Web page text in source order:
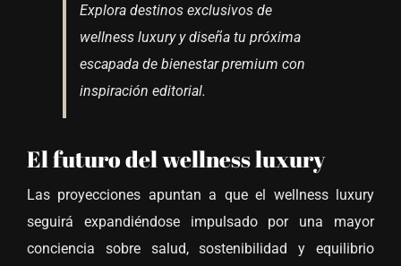
Explora destinos exclusivos de
wellness luxury y diseña tu próxima
escapada de bienestar premium con
inspiración editorial.
El futuro del wellness luxury
Las proyecciones apuntan a que el wellness luxury
seguirá expandiéndose impulsado por una mayor
conciencia sobre salud, sostenibilidad y equilibrio